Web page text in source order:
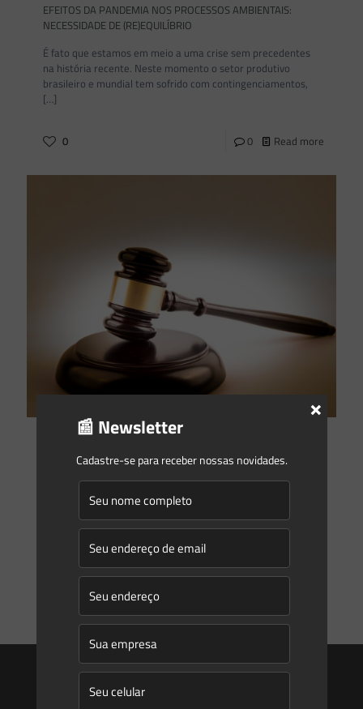
EFEITOS DA PANDEMIA NOS PROCESSOS AMBIENTAIS:
NECESSIDADE DE (RE)EQUILÍBRIO
É fato que estamos em meio a uma crise sem precedentes
na história recente. Neste momento o setor produtivo
brasileiro e mundial tem sofrido com contingenciamentos,
[…]
0 0 Read more
Saes Advogados
COVID-19, imprevisibilidade e a não responsabilização
São muitos os efeitos diretos e indiretos causados pela
pandemia relacionada ao coronavírus. Nesse cenário, é
às mais diversas[…]
📰 Newsletter
Cadastre-se para receber nossas novidades.
×